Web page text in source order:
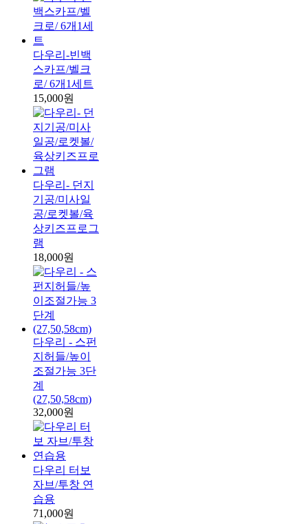
다우리-빈백
스카프/벨크
로/ 6개1세트
15,000원
다우리- 던지
기공/미사일
공/로켓볼/육
상키즈프로그
램
18,000원
다우리 - 스펀
지허들/높이
조절가능 3단
계
(27,50,58cm)
32,000원
다우리 터보
자브/투창 연
습용
71,000원